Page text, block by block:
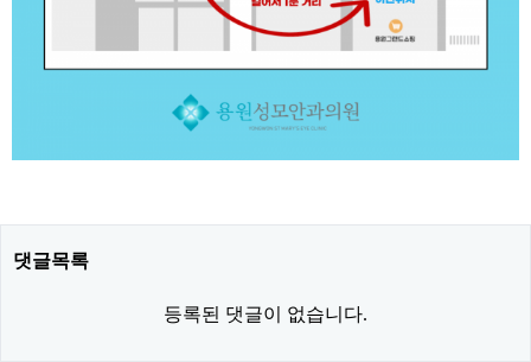
댓글목록
등록된 댓글이 없습니다.